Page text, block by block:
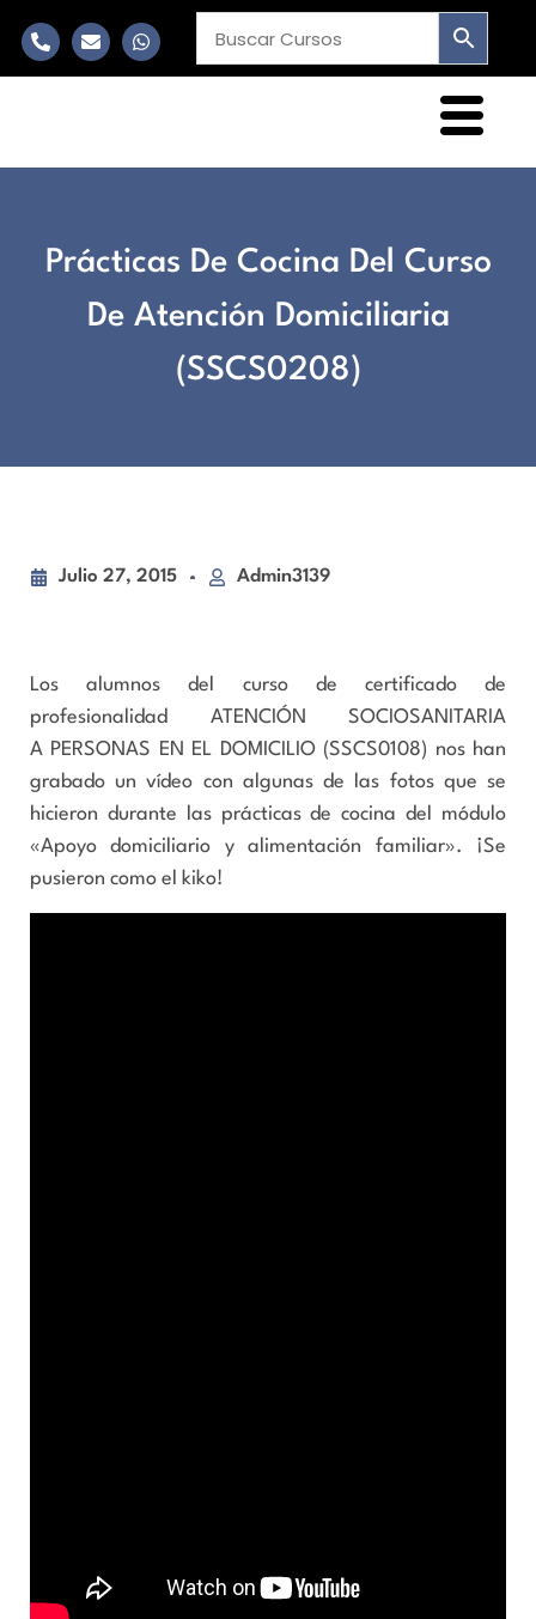
Prácticas De Cocina Del Curso
De Atención Domiciliaria
(SSCS0208)
Julio 27, 2015 Admin3139
Los alumnos del curso de certificado de
profesionalidad ATENCIÓN SOCIOSANITARIA
A PERSONAS EN EL DOMICILIO (SSCS0108) nos han
grabado un vídeo con algunas de las fotos que se
hicieron durante las prácticas de cocina del módulo
«Apoyo domiciliario y alimentación familiar». ¡Se
pusieron como el kiko!